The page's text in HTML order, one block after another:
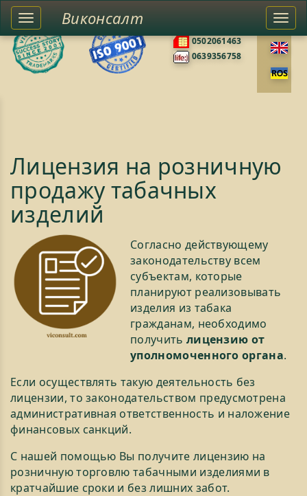
0502061463
0639356758
Toggle
left
sidebar
Виконсалт
Лицензия на розничную
продажу табачных
изделий
Согласно действующему
законодательству всем
субъектам, которые
планируют реализовывать
изделия из табака
гражданам, необходимо
получить лицензию от
уполномоченного органа.
Если осуществлять такую деятельность без
лицензии, то законодательством предусмотрена
административная ответственность и наложение
финансовых санкций.
С нашей помощью Вы получите лицензию на
розничную торговлю табачными изделиями в
кратчайшие сроки и без лишних забот.